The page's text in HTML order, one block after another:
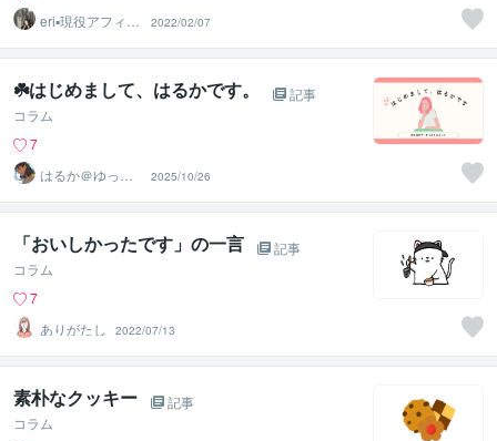
eri▪️現役アフィリ
エイター
2022/02/07
☘️はじめまして、はるかです。
記事
コラム
7
はるか＠ゆった
り雑談
2025/10/26
「おいしかったです」の一言
記事
コラム
7
ありがたし
2022/07/13
素朴なクッキー
記事
コラム